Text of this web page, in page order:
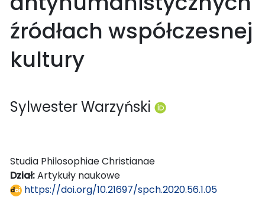
źródłach współczesnej
kultury
Sylwester Warzyński
Studia Philosophiae Christianae
Dział:Artykuły naukowe
https://doi.org/10.21697/spch.2020.56.1.05